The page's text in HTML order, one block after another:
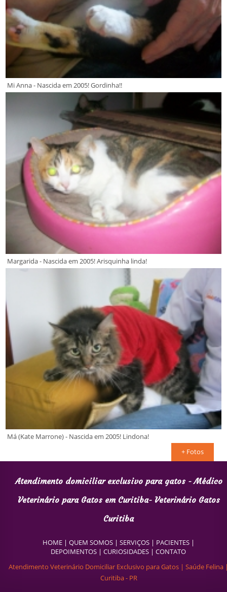
Mi Anna - Nascida em 2005! Gordinha!!
Margarida - Nascida em 2005! Arisquinha linda!
Má (Kate Marrone) - Nascida em 2005! Lindona!
+ Fotos
Atendimento domiciliar exclusivo para gatos - Médico
Veterinário para Gatos em Curitiba- Veterinário Gatos
Curitiba
HOME | QUEM SOMOS | SERVIÇOS | PACIENTES |
DEPOIMENTOS |CURIOSIDADES |CONTATO
Atendimento Veterinário Domiciliar Exclusivo para Gatos | Saúde Felina
Curitiba - PR